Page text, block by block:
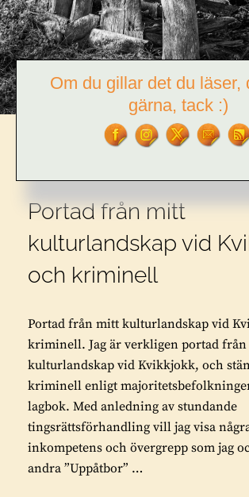
KOLONIALISM ,NATUR,
Portad från mitt
kulturlandskap vid
och kriminell
Portad från mitt kulturlandskap vid
kriminell. Jag är verkligen portad
kulturlandskap vid Kvikkjokk, och
kriminell enligt
lagbok. Med anledning av stundande
tingsrättsförhandling vill jag visa
inkompetens och övergrepp som jag
andra ”Uppåtbor” …
Om du gillar det du läser,
gärna, tack :)